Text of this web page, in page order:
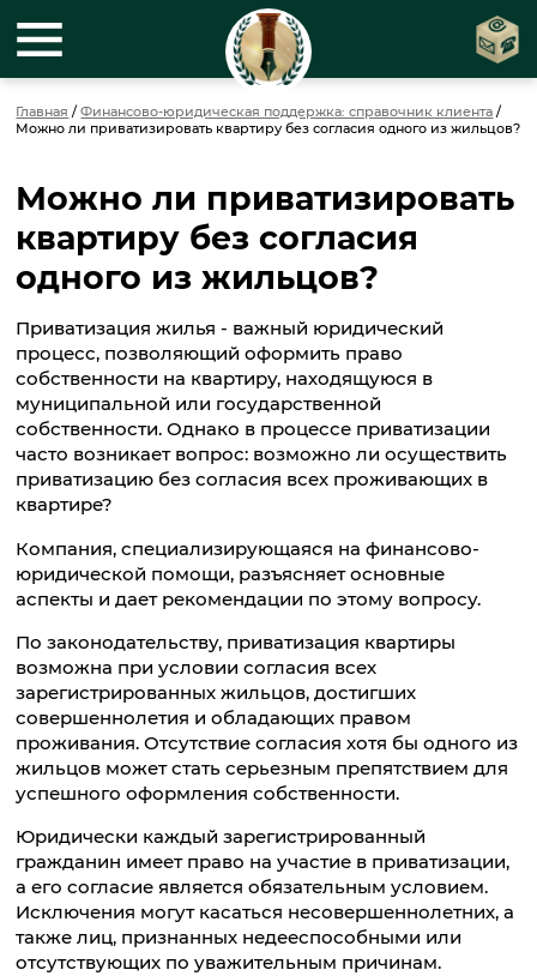
Главная /Финансово-юридическая поддержка: справочник клиента /
Можно ли приватизировать квартиру без согласия одного из жильцов?
Можно ли приватизировать
квартиру без согласия
одного из жильцов?
Приватизация жилья - важный юридический
процесс, позволяющий оформить право
собственности на квартиру, находящуюся в
муниципальной или государственной
собственности. Однако в процессе приватизации
часто возникает вопрос: возможно ли осуществить
приватизацию без согласия всех проживающих в
квартире?
Компания, специализирующаяся на финансово-
юридической помощи, разъясняет основные
аспекты и дает рекомендации по этому вопросу.
По законодательству, приватизация квартиры
возможна при условии согласия всех
зарегистрированных жильцов, достигших
совершеннолетия и обладающих правом
проживания. Отсутствие согласия хотя бы одного из
жильцов может стать серьезным препятствием для
успешного оформления собственности.
Юридически каждый зарегистрированный
гражданин имеет право на участие в приватизации,
а его согласие является обязательным условием.
Исключения могут касаться несовершеннолетних, а
также лиц, признанных недееспособными или
отсутствующих по уважительным причинам.